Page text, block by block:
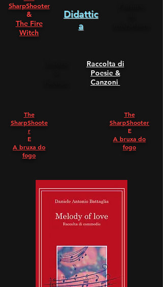
SharpShooter
&
The Fire
Witch
Didattic
a
Raccolta di
Poesie &
Canzoni
The
SharpShoote
r
E
A bruxa do
fogo
The
SharpShooter
E
A bruxa do
fogo